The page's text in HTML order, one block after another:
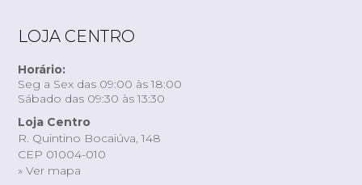
LOJA CENTRO
Horário:
Seg a Sex das 09:00 às 18:00
Sábado das 09:30 às 13:30
Loja Centro
R. Quintino Bocaiúva, 148
CEP 01004-010
» Ver mapa